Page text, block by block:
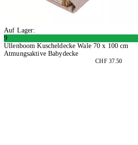
Auf Lager:
9
Ullenboom Kuscheldecke Wale 70 x 100 cm
Atmungsaktive Babydecke
CHF 37.50